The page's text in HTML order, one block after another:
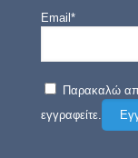
Email*
Παρακαλώ
εγγραφείτε.